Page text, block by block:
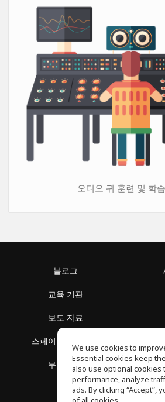
오디오 귀 훈련 및 학
블로그
교육 기관
보도 자료
스페이스 둘러보기
무료 학습
We use cookies to
Essential cookies keep
also use optional cookies
performance, analyze
ads. By clicking “Accept”,